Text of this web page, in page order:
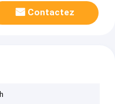
Contactez